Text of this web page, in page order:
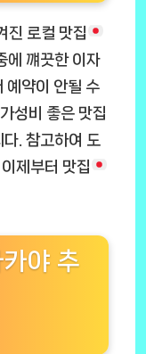
진 로컬 맛집
에 꺠끗한 이자
예약이 안될 수
성비 좋은 맛집
. 참고하여 도
제부터 맛집
야 추